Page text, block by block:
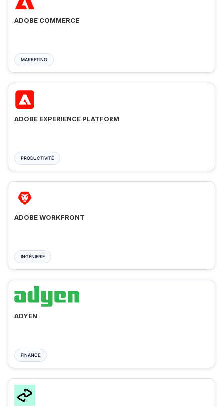
ADOBE COMMERCE
MARKETING
ADOBE EXPERIENCE PLATFORM
PRODUCTIVITÉ
ADOBE WORKFRONT
INGÉNIERIE
ADYEN
FINANCE